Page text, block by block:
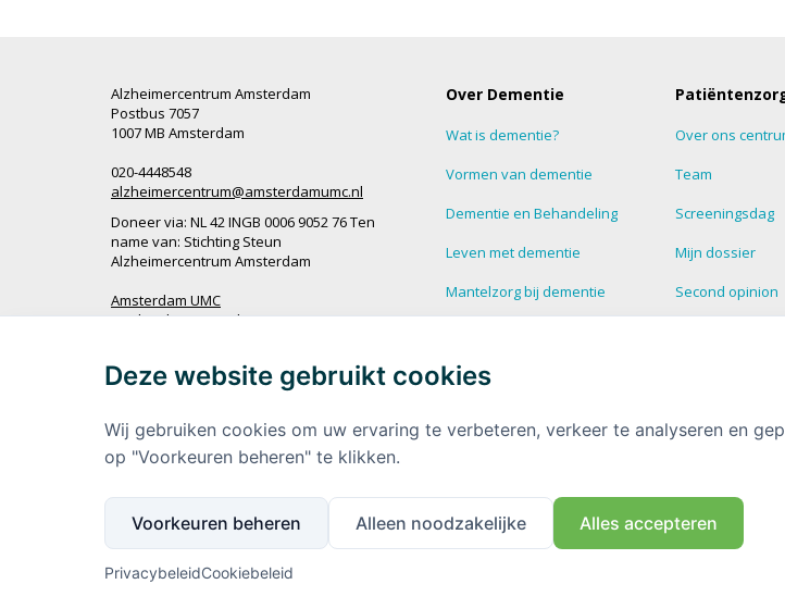
Alzheimercentrum Amsterdam
Postbus 7057
1007 MB Amsterdam
020-4448548
alzheimercentrum@amsterdamumc.nl
Doneer via: NL 42 INGB 0006 9052 76 Ten
name van: Stichting Steun
Alzheimercentrum Amsterdam
Amsterdam UMC
Werken bij Amsterdam UMC
Ik wil op de hoogte blijven
Over Dementie
Wat is dementie?
Vormen van dementie
Dementie en Behandeling
Leven met dementie
Mantelzorg bij dementie
Meer informatie over
Over ons
Team
Screeningsdag
Mijn dossier
Second opinion
Deze website gebruikt cookies
Wij gebruiken cookies om uw ervaring te verbeteren, verkeer te analyseren en
op "Voorkeuren beheren" te klikken.
Voorkeuren beheren Alleen noodzakelijke Alles accepteren
PrivacybeleidCookiebeleid